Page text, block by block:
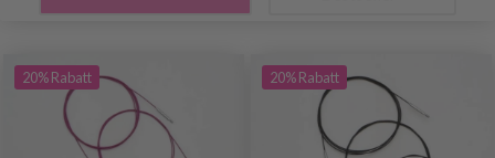
20% Rabatt 20% Rabatt